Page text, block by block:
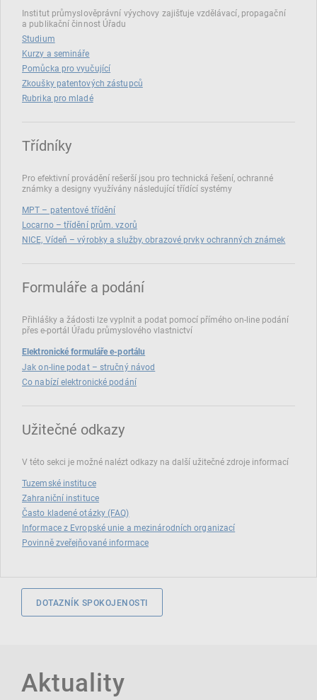
Institut průmyslověprávní výychovy zajišťuje vzdělávací, propagační
a publikační činnost Úřadu
Studium
Kurzy a semináře
Pomůcka pro vyučující
Zkoušky patentových zástupců
Rubrika pro mladé
Třídníky
Pro efektivní provádění rešerší jsou pro technická řešení, ochranné
známky a designy využívány následující třídící systémy
MPT – patentové třídění
Locarno – třídění prům. vzorů
NICE, Vídeň – výrobky a služby, obrazové prvky ochranných známek
Formuláře a podání
Přihlášky a žádosti lze vyplnit a podat pomocí přímého on‑line podání
přes e‑portál Úřadu průmyslového vlastnictví
Elektronické formuláře e-portálu
Jak on-line podat – stručný návod
Co nabízí elektronické podání
Užitečné odkazy
V této sekci je možné nalézt odkazy na další užitečné zdroje informací
Tuzemské instituce
Zahraniční instituce
Často kladené otázky (FAQ)
Informace z Evropské unie a mezinárodních organizací
Povinně zveřejňované informace
DOTAZNÍK SPOKOJENOSTI
Aktuality